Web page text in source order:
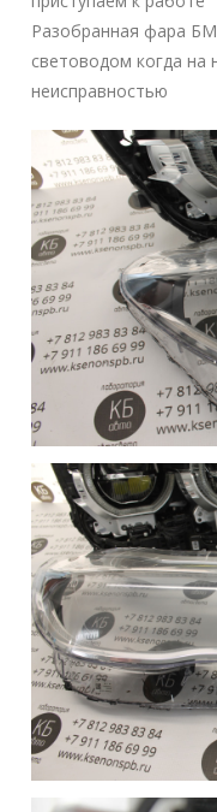
Разобранная фара
световодом когда на
неисправностью